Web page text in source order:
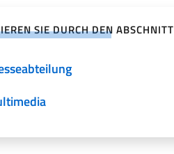
SIE DURCH DEN ABSCHNITT